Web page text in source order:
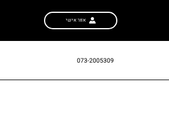
אזור אישי
073-2005309